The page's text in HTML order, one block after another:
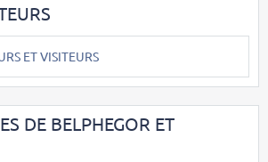
ET VISITEURS
DE BELPHEGOR ET